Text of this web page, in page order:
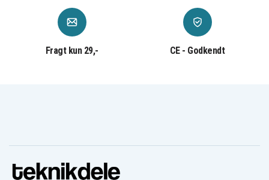
EP-T4510XBEGEU
EAN / GTIN 8806092861473
Fragt kun 29,- CE - Godkendt